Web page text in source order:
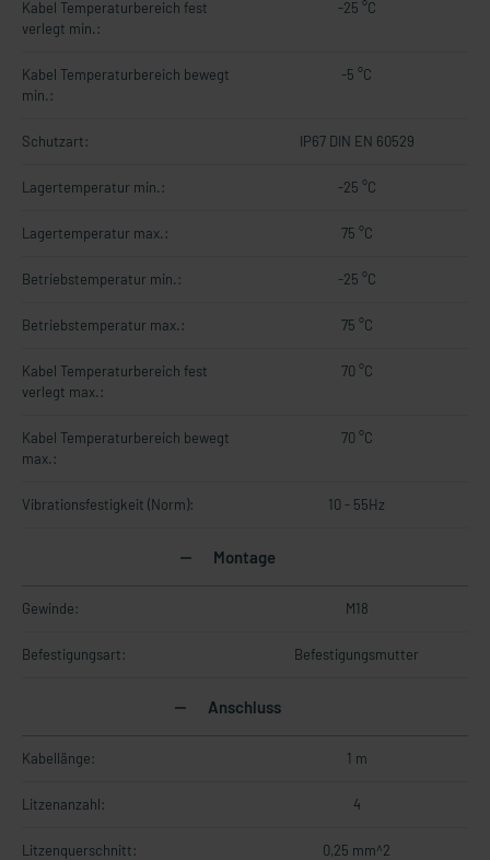
Kabel Temperaturbereich fest
verlegt min.:
-25 °C
Kabel Temperaturbereich bewegt
min.:
-5 °C
Schutzart: IP67 DIN EN 60529
Lagertemperatur min.: -25 °C
Lagertemperatur max.: 75 °C
Betriebstemperatur min.: -25 °C
Betriebstemperatur max.: 75 °C
Kabel Temperaturbereich fest
verlegt max.:
70 °C
Kabel Temperaturbereich bewegt
max.:
70 °C
Vibrationsfestigkeit (Norm): 10 - 55Hz
Montage
Gewinde: M18
Befestigungsart: Befestigungsmutter
Anschluss
Kabellänge: 1 m
Litzenanzahl: 4
Litzenquerschnitt: 0,25 mm^2